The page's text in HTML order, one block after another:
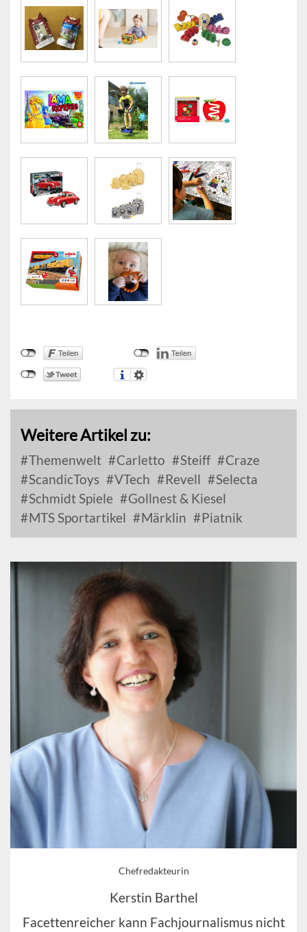
Weitere Artikel zu:
Themenwelt Carletto Steiff
Craze
ScandicToys
VTech Revell
Selecta
Schmidt Spiele
Gollnest & Kiesel
MTS Sportartikel
Märklin Piatnik
Chefredakteurin
Kerstin Barthel
Facettenreicher kann Fachjournalismus nicht